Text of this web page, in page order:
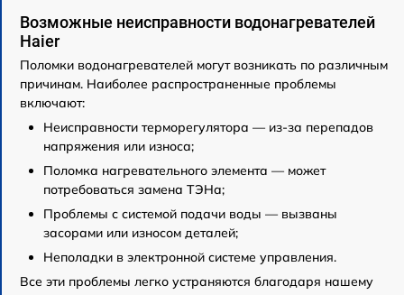
Возможные неисправности водонагревателей
Haier
Поломки водонагревателей могут возникать по различным
причинам. Наиболее распространенные проблемы
включают:
Неисправности терморегулятора — из-за перепадов
напряжения или износа;
Поломка нагревательного элемента — может
потребоваться замена ТЭНа;
Проблемы с системой подачи воды — вызваны
засорами или износом деталей;
Неполадки в электронной системе управления.
Все эти проблемы легко устраняются благодаря нашему